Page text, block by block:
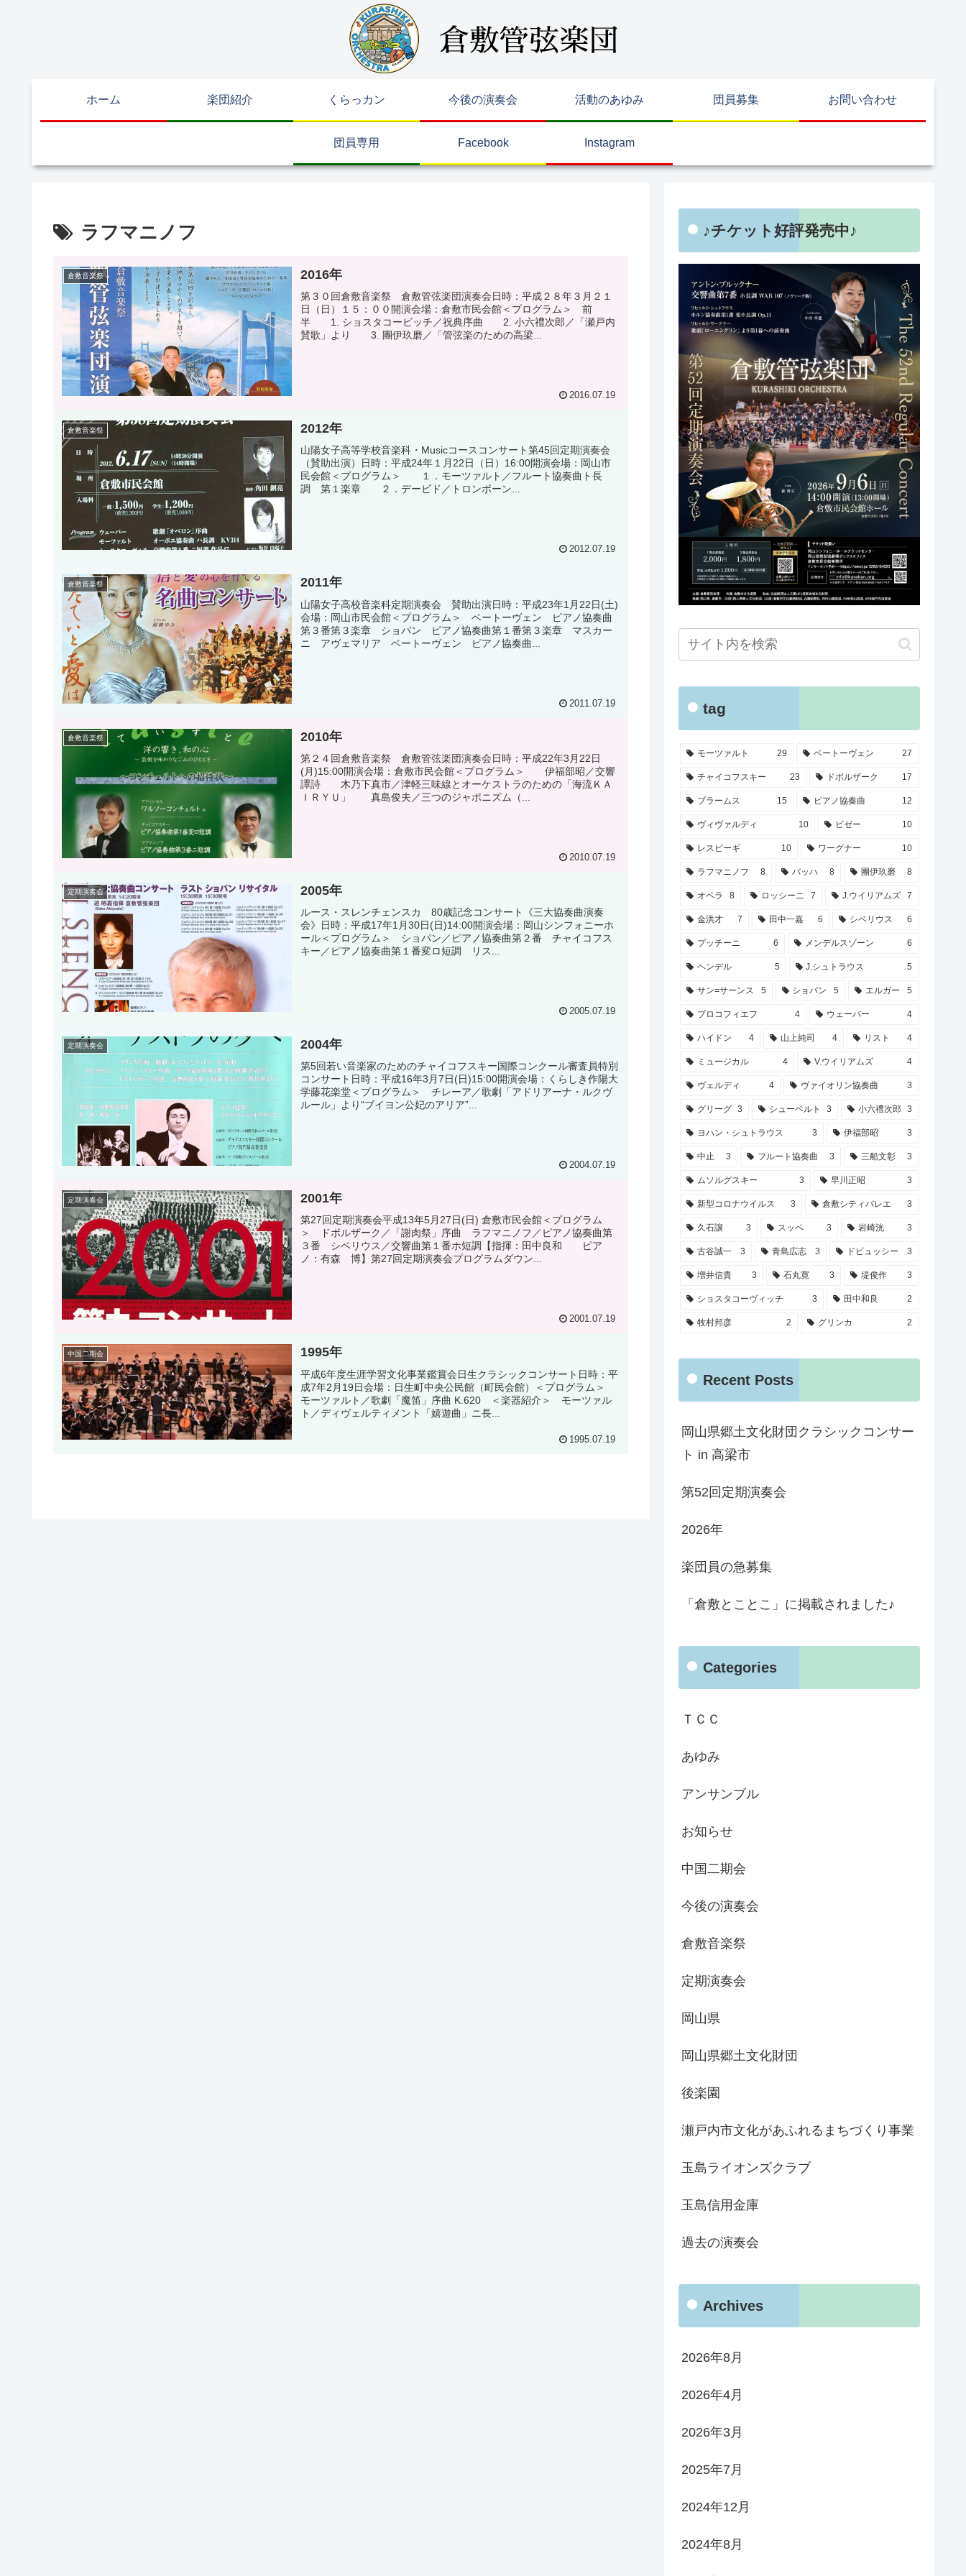
ホーム 楽団紹介 くらっカン 今後の演奏会 活動のあゆみ 団員募集 お問い合わせ
団員専用 Facebook Instagram
ラフマニノフ
倉敷音楽祭 2016年
第３０回倉敷音楽祭 倉敷管弦楽団演奏会日時：平成２８年３月２１
日（日）１５：００開演会場：倉敷市民会館＜プログラム＞ 前
半 1. ショスタコービッチ／祝典序曲 2. 小六禮次郎／「瀬戸内
賛歌」より 3. 團伊玖磨／「管弦楽のための高梁...
2016.07.19
倉敷音楽祭 2012年
山陽女子高等学校音楽科・Musicコースコンサート第45回定期演奏会
（賛助出演）日時：平成24年１月22日（日）16:00開演会場：岡山市
民会館＜プログラム＞ １．モーツァルト／フルート協奏曲ト長
調 第１楽章 ２．デービド／トロンボーン...
2012.07.19
倉敷音楽祭 2011年
山陽女子高校音楽科定期演奏会 賛助出演日時：平成23年1月22日(土)
会場：岡山市民会館＜プログラム＞ ベートーヴェン ピアノ協奏曲
第３番第３楽章 ショパン ピアノ協奏曲第１番第３楽章 マスカー
ニ アヴェマリア ベートーヴェン ピアノ協奏曲...
2011.07.19
倉敷音楽祭 2010年
第２４回倉敷音楽祭 倉敷管弦楽団演奏会日時：平成22年3月22日
(月)15:00開演会場：倉敷市民会館＜プログラム＞ 伊福部昭／交響
譚詩 木乃下真市／津軽三味線とオーケストラのための「海流ＫＡ
ＩＲＹＵ」 真島俊夫／三つのジャポニズム（...
2010.07.19
定期演奏会 2005年
ルース・スレンチェンスカ 80歳記念コンサート《三大協奏曲演奏
会》日時：平成17年1月30日(日)14:00開演会場：岡山シンフォニーホ
ール＜プログラム＞ ショパン／ピアノ協奏曲第２番 チャイコフス
キー／ピアノ協奏曲第１番変ロ短調 リス...
2005.07.19
定期演奏会 2004年
第5回若い音楽家のためのチャイコフスキー国際コンクール審査員特別
コンサート日時：平成16年3月7日(日)15:00開演会場：くらしき作陽大
学藤花楽堂＜プログラム＞ チレーア／歌劇「アドリアーナ・ルクヴ
ルール」より“ブイヨン公妃のアリア”...
2004.07.19
定期演奏会 2001年
第27回定期演奏会平成13年5月27日(日) 倉敷市民会館＜プログラム
＞ ドボルザーク／「謝肉祭」序曲 ラフマニノフ／ピアノ協奏曲第
３番 シベリウス／交響曲第１番ホ短調【指揮：田中良和 ピア
ノ：有森 博】第27回定期演奏会プログラムダウン...
2001.07.19
中国二期会 1995年
平成6年度生涯学習文化事業鑑賞会日生クラシックコンサート日時：平
成7年2月19日会場：日生町中央公民館（町民会館）＜プログラム＞
モーツァルト／歌劇「魔笛」序曲 K.620 ＜楽器紹介＞ モーツァル
ト／ディヴェルティメント「嬉遊曲」ニ長...
1995.07.19
♪チケット好評発売中♪
tag
モーツァルト 29 ベートーヴェン 27
チャイコフスキー 23 ドボルザーク 17
ブラームス 15 ピアノ協奏曲 12
ヴィヴァルディ 10 ビゼー 10
レスピーギ 10 ワーグナー 10
ラフマニノフ 8 バッハ 8 團伊玖磨 8
オペラ 8 ロッシーニ 7 J.ウイリアムズ 7
金洪才 7 田中一嘉 6 シベリウス 6
プッチーニ 6 メンデルスゾーン 6
ヘンデル 5 J.シュトラウス 5
サン=サーンス 5 ショパン 5 エルガー 5
プロコフィエフ 4 ウェーバー 4
ハイドン 4 山上純司 4 リスト 4
ミュージカル 4 V.ウイリアムズ 4
ヴェルディ 4 ヴァイオリン協奏曲 3
グリーグ 3 シューベルト 3 小六禮次郎 3
ヨハン・シュトラウス 3 伊福部昭 3
中止 3 フルート協奏曲 3 三船文彰 3
ムソルグスキー 3 早川正昭 3
新型コロナウイルス 3 倉敷シティバレエ 3
久石譲 3 スッペ 3 岩崎洸 3
古谷誠一 3 青島広志 3 ドビュッシー 3
増井信貴 3 石丸寛 3 堤俊作 3
ショスタコーヴィッチ 3 田中和良 2
牧村邦彦 2 グリンカ 2
Recent Posts
岡山県郷土文化財団クラシックコンサー
ト in 高梁市
第52回定期演奏会
2026年
楽団員の急募集
「倉敷とことこ」に掲載されました♪
Categories
ＴＣＣ
あゆみ
アンサンブル
お知らせ
中国二期会
今後の演奏会
倉敷音楽祭
定期演奏会
岡山県
岡山県郷土文化財団
後楽園
瀬戸内市文化があふれるまちづくり事業
玉島ライオンズクラブ
玉島信用金庫
過去の演奏会
Archives
2026年8月
2026年4月
2026年3月
2025年7月
2024年12月
2024年8月